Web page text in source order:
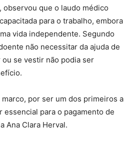
observou que o laudo médico
para o trabalho, embora
vida independente. Segundo
não necessitar da ajuda de
se vestir não podia ser
por ser um dos primeiros a
essencial para o pagamento de
Ana Clara Herval.